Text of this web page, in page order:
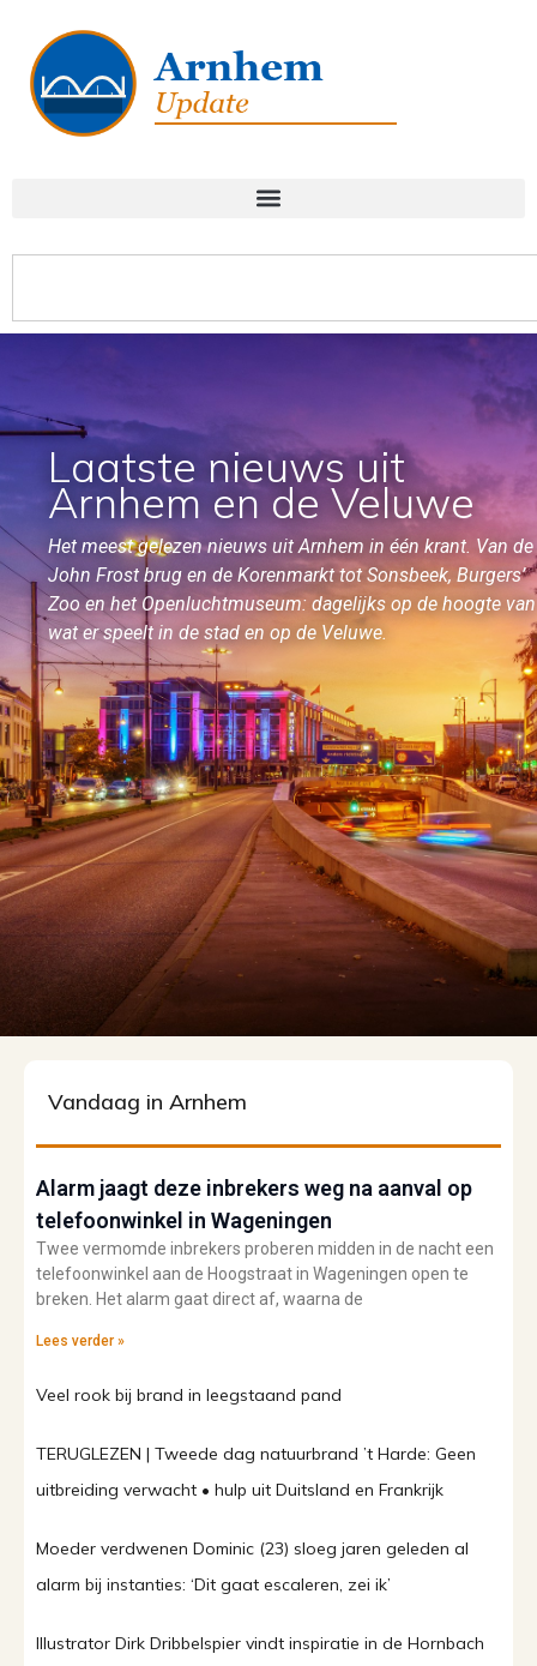
Laatste nieuws uit
Arnhem en de Veluwe
Het meest gelezen nieuws uit Arnhem in één krant. Van de
John Frost brug en de Korenmarkt tot Sonsbeek, Burgers’
Zoo en het Openluchtmuseum: dagelijks op de hoogte van
wat er speelt in de stad en op de Veluwe.
Vandaag in Arnhem
Alarm jaagt deze inbrekers weg na aanval op
telefoonwinkel in Wageningen
Twee vermomde inbrekers proberen midden in de nacht een
telefoonwinkel aan de Hoogstraat in Wageningen open te
breken. Het alarm gaat direct af, waarna de
Lees verder »
Veel rook bij brand in leegstaand pand
TERUGLEZEN | Tweede dag natuurbrand ’t Harde: Geen
uitbreiding verwacht • hulp uit Duitsland en Frankrijk
Moeder verdwenen Dominic (23) sloeg jaren geleden al
alarm bij instanties: ‘Dit gaat escaleren, zei ik’
Illustrator Dirk Dribbelspier vindt inspiratie in de Hornbach